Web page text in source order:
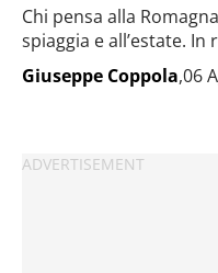
Chi pensa alla
spiaggia e all’estate. In
Giuseppe Coppola,06